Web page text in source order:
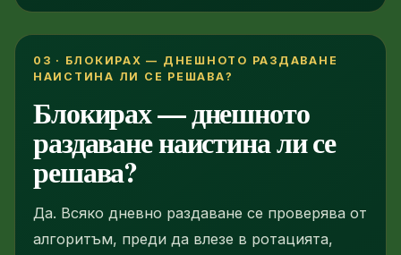
03 · БЛОКИРАХ — ДНЕШНОТО РАЗДАВАНЕ
НАИСТИНА ЛИ СЕ РЕШАВА?
Блокирах — днешното
раздаване наистина ли се
решава?
Да. Всяко дневно раздаване се проверява от
алгоритъм, преди да влезе в ротацията,